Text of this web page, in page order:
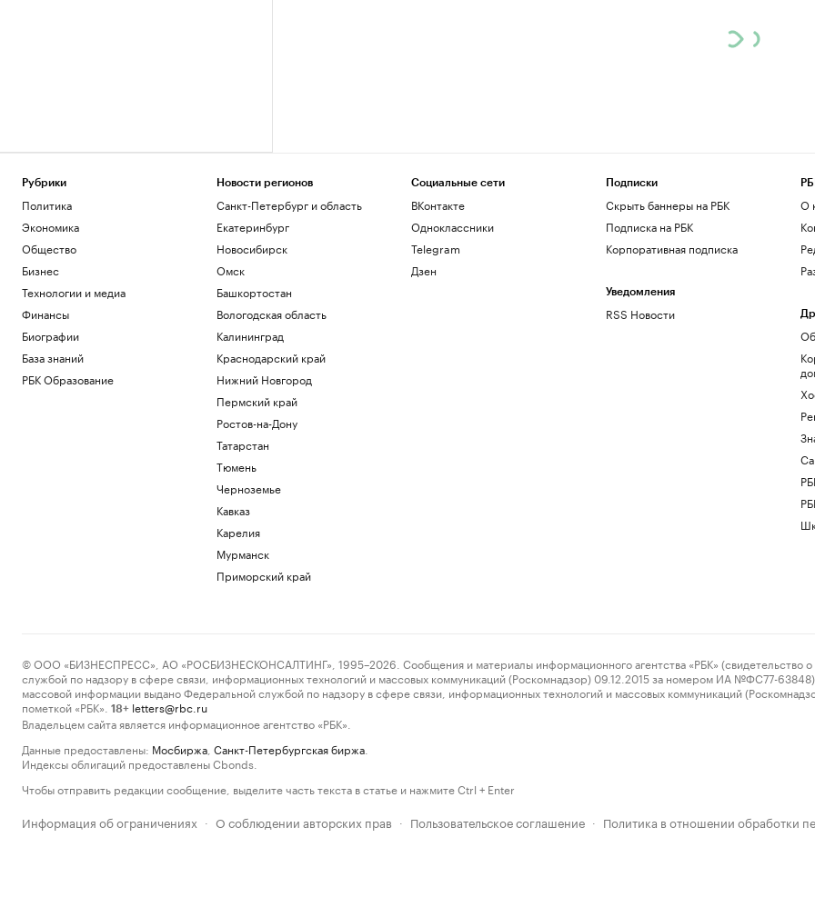
Рубрики
Политика
Экономика
Общество
Бизнес
Технологии и медиа
Финансы
Биографии
База знаний
РБК Образование
Новости регионов
Санкт-Петербург и область
Екатеринбург
Новосибирск
Омск
Башкортостан
Вологодская область
Калининград
Краснодарский край
Нижний Новгород
Пермский край
Ростов-на-Дону
Татарстан
Тюмень
Черноземье
Кавказ
Карелия
Мурманск
Приморский край
Социальные сети
ВКонтакте
Одноклассники
Telegram
Дзен
Подписки
Скрыть баннеры на РБК
Подписка на РБК
Корпоративная подписка
Уведомления
RSS Новости
О
© ООО «БИЗНЕСПРЕСС», АО «РОСБИЗНЕСКОНСАЛТИНГ», 1995–2026. Сообщения и материалы информационного агентства «РБК» (свидетельство о
службой по надзору в сфере связи, информационных технологий и массовых коммуникаций (Роскомнадзор) 09.12.2015 за номером ИА №ФС77-63848)
массовой информации выдано Федеральной службой по надзору в сфере связи, информационных технологий и массовых коммуникаций
пометкой «РБК».
18+ letters@rbc.ru
Владельцем сайта является информационное агентство «РБК».
Данные предоставлены: Мосбиржа Санкт-Петербургская биржа
Индексы облигаций предоставлены Cbonds.
Чтобы отправить редакции сообщение, выделите часть текста в статье и нажмите Ctrl + Enter
Информация об ограничениях · О соблюдении авторских прав · Пользовательское соглашение · Политика в отношении обработки